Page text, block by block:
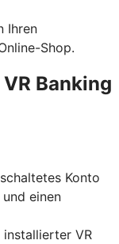
Ihren
Shop.
Banking
Konto
einen
VR